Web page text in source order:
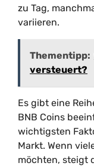
zu Tag,
variieren.
Thementipp:
versteuert?
Es gibt eine
BNB Coins
wichtigsten
Markt. Wenn
möchten, steigt